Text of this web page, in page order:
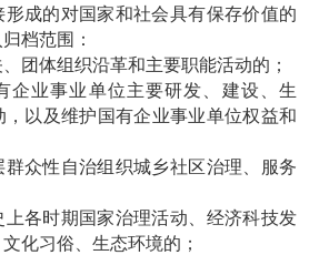
成的对国家和社会具有保存价值的
档范围：
、团体组织沿革和主要职能活动的；
企业事业单位主要研发、建设、生
，以及维护国有企业事业单位权益和
群众性自治组织城乡社区治理、服务
上各时期国家治理活动、经济科技发
化习俗、生态环境的；